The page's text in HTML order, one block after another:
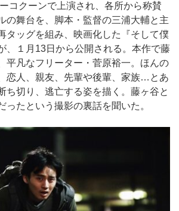
コクーンで上演され、各所から称賛
の舞台を、脚本・監督の三浦大輔と主
タッグを組み、映画化した『そして僕
、１月13日から公開される。本作で藤
平凡なフリーター・菅原裕一。ほんの
恋人、親友、先輩や後輩、家族…とあ
ち切り、逃亡する姿を描く。藤ヶ谷と
ったという撮影の裏話を聞いた。